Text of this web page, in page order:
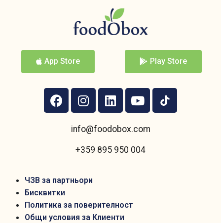
App Store Play Store
info@foodobox.com
+359 895 950 004
ЧЗВ за партньори
Бисквитки
Политика за поверителност
Общи условия за Клиенти